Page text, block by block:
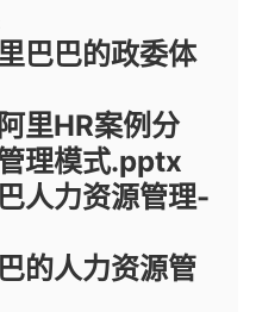
巴巴的政委体
里HR案例分
理模式.pptx
人力资源管理-
的人力资源管